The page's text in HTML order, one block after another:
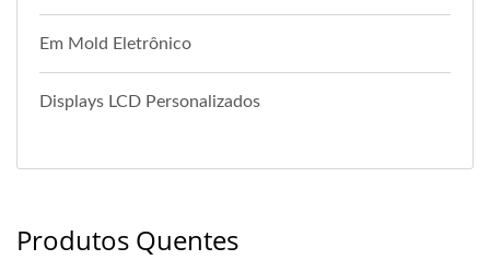
Em Mold Eletrônico
Displays LCD Personalizados
Produtos Quentes